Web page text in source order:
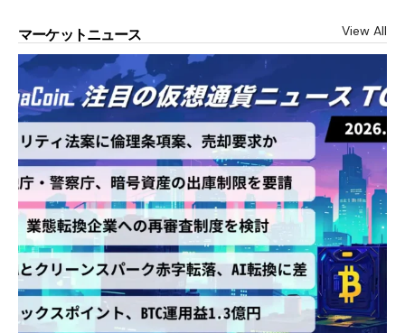
マーケットニュース View All